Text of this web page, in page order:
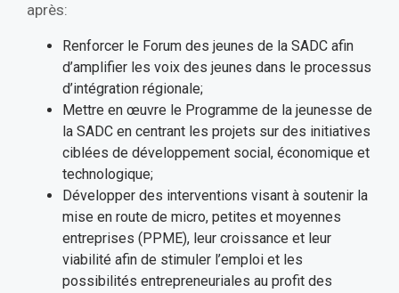
après:
Renforcer le Forum des jeunes de la SADC afin
d’amplifier les voix des jeunes dans le processus
d’intégration régionale;
Mettre en œuvre le Programme de la jeunesse de
la SADC en centrant les projets sur des initiatives
ciblées de développement social, économique et
technologique;
Développer des interventions visant à soutenir la
mise en route de micro, petites et moyennes
entreprises (PPME), leur croissance et leur
viabilité afin de stimuler l’emploi et les
possibilités entrepreneuriales au profit des